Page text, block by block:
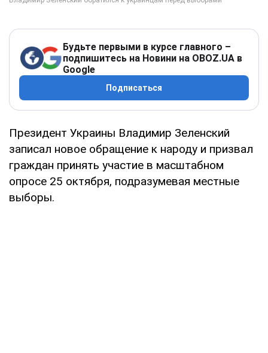
Будьте первыми в курсе главного –
подпишитесь на Новини на OBOZ.UA в
Google
Подписаться
Президент Украины Владимир Зеленский
записал новое обращение к народу и призвал
граждан принять участие в масштабном
опросе 25 октября, подразумевая местные
выборы.